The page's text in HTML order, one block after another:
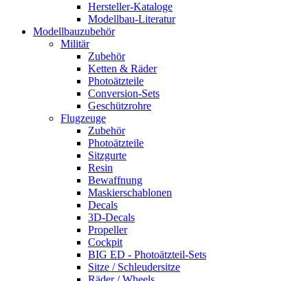
Hersteller-Kataloge
Modellbau-Literatur
Modellbauzubehör
Militär
Zubehör
Ketten & Räder
Photoätzteile
Conversion-Sets
Geschützrohre
Flugzeuge
Zubehör
Photoätzteile
Sitzgurte
Resin
Bewaffnung
Maskierschablonen
Decals
3D-Decals
Propeller
Cockpit
BIG ED - Photoätzteil-Sets
Sitze / Schleudersitze